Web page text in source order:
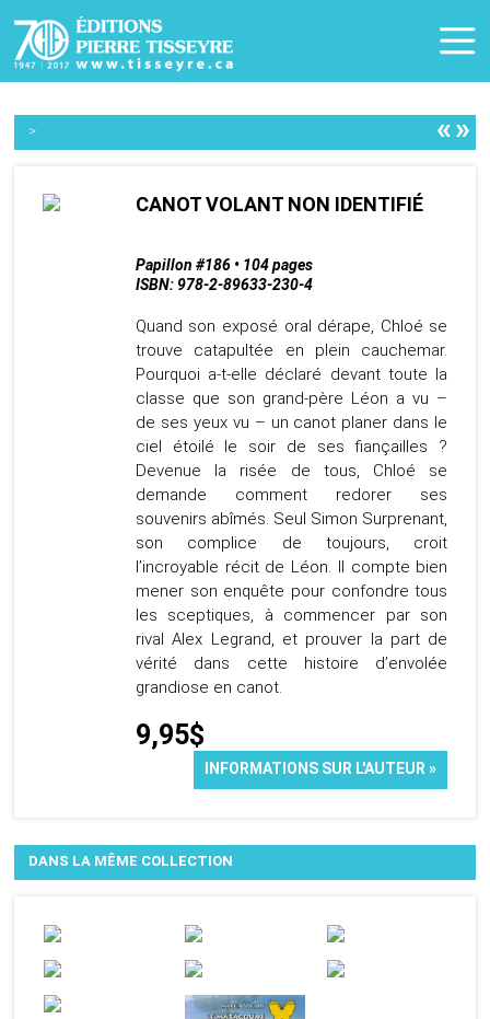
> «»
CANOT VOLANT NON IDENTIFIÉ
Papillon #186 • 104 pages
ISBN: 978-2-89633-230-4
Quand son exposé oral dérape, Chloé se
trouve catapultée en plein cauchemar.
Pourquoi a-t-elle déclaré devant toute la
classe que son grand-père Léon a vu –
de ses yeux vu – un canot planer dans le
ciel étoilé le soir de ses fiançailles ?
Devenue la risée de tous, Chloé se
demande comment redorer ses
souvenirs abîmés. Seul Simon Surprenant,
son complice de toujours, croit
l’incroyable récit de Léon. Il compte bien
mener son enquête pour confondre tous
les sceptiques, à commencer par son
rival Alex Legrand, et prouver la part de
vérité dans cette histoire d’envolée
grandiose en canot.
9,95$
INFORMATIONS SUR L'AUTEUR »
DANS LA MÊME COLLECTION